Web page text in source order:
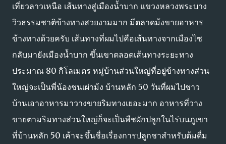
เที่ยวลาวเหนือ เส้นทางสู่เมืองน้ำบาก แขวงหลวงพระบาง
วิวธรรมชาติข้างทางสวยงามมาก มีตลาดม้งขายอาหาร
ข้างทางด้วยครับ เส้นทางที่ผมไปคือเส้นทางจากเมืองไซ
กลับมายังเมืองน้ำบาก ขึ้นเขาตลอดเส้นทางระยะทาง
ประมาณ 80 กิโลเมตร หมู่บ้านส่วนใหญ่ที่อยู่ข้างทางส่วน
ใหญ่จะเป็นพี่น้องชนเผ่าม้ง บ้านหลัก 50 วันที่ผมไปชาว
บ้านเอาอาหารมาวางขายริมทางเยอะมาก อาหารที่วาง
ขายตามริมทางส่วนใหญ่ก็จะเป็นพืชผักปลูกในไร่บนภูเขา
ที่บ้านหลัก 50 เค้าจะขึ้นชื่อเรื่องการปลูกชาสำหรับต้มดื่ม